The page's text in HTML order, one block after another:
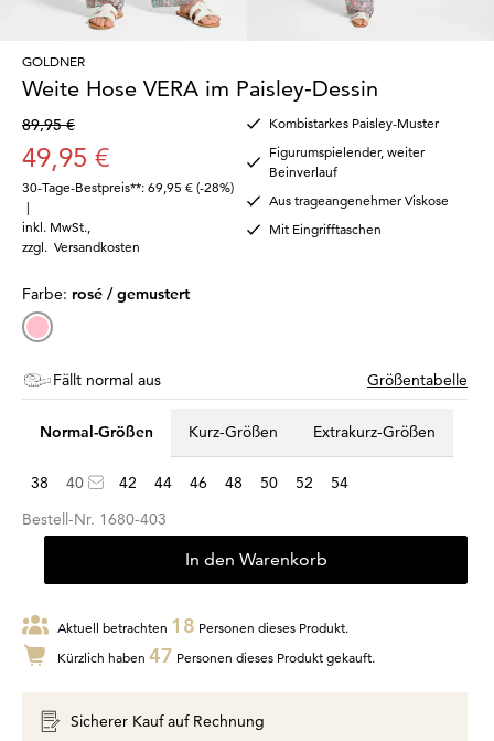
GOLDNER
Weite Hose VERA im Paisley-Dessin
89,95 €
49,95 €
30-Tage-Bestpreis**: 69,95 € (-28%)
|
inkl. MwSt.
zzgl. Versandkosten
Kombistarkes Paisley-Muster
Figurumspielender, weiter
Beinverlauf
Aus trageangenehmer Viskose
Mit Eingrifftaschen
Farbe: rosé / gemustert
Fällt normal aus Größentabelle
Normal-Größen Kurz-Größen Extrakurz-Größen
38 40 42 44 46 48 50 52
54
Bestell-Nr. 1680-403
In den Warenkorb
Aktuell betrachten 18 Personen dieses Produkt.
Kürzlich haben 47 Personen dieses Produkt gekauft.
Sicherer Kauf auf Rechnung